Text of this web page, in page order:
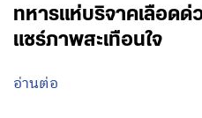
ทหารแห่บริจาคเลือด
แชร์ภาพสะเทือนใจ
อ่านต่อ